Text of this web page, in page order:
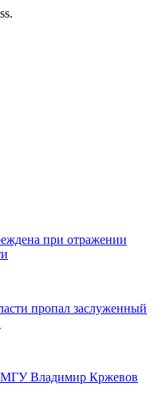
при отражении
пропал заслуженный
МГУ Владимир Кржевов